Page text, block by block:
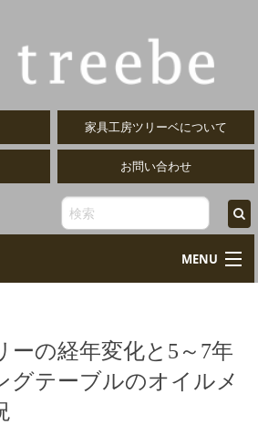
家具工房ツリーベについて
お問い合わせ
MENU
オーダーデスク
Desk
椅子・ソファ
ーの経年変化と5～7年
グテーブルのオイルメ